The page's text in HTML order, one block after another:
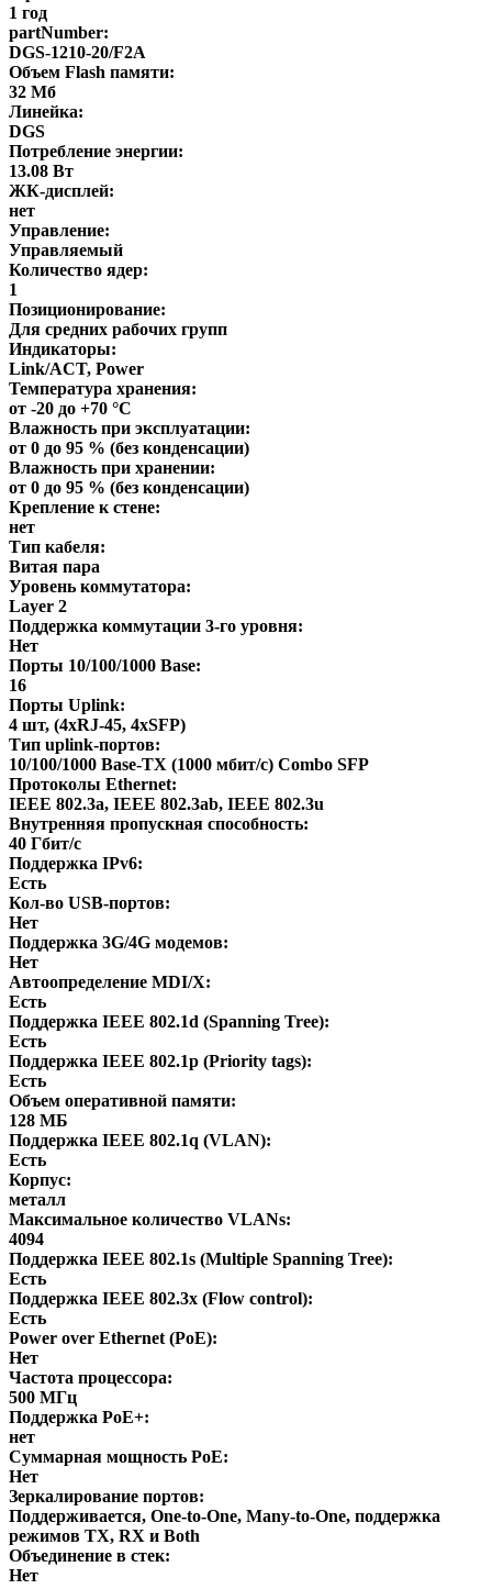
1 год
partNumber:
DGS-1210-20/F2A
Объем Flash памяти:
32 Мб
Линейка:
DGS
Потребление энергии:
13.08 Вт
ЖК-дисплей:
нет
Управление:
Управляемый
Количество ядер:
1
Позиционирование:
Для средних рабочих групп
Индикаторы:
Link/ACT, Power
Температура хранения:
от -20 до +70 °С
Влажность при эксплуатации:
от 0 до 95 % (без конденсации)
Влажность при хранении:
от 0 до 95 % (без конденсации)
Крепление к стене:
нет
Тип кабеля:
Витая пара
Уровень коммутатора:
Layer 2
Поддержка коммутации 3-го уровня:
Нет
Порты 10/100/1000 Base:
16
Порты Uplink:
4 шт, (4xRJ-45, 4xSFP)
Тип uplink-портов:
10/100/1000 Base-TX (1000 мбит/с) Combo SFP
Протоколы Ethernet:
IEEE 802.3a, IEEE 802.3ab, IEEE 802.3u
Внутренняя пропускная способность:
40 Гбит/с
Поддержка IPv6:
Есть
Кол-во USB-портов:
Нет
Поддержка 3G/4G модемов:
Нет
Автоопределение MDI/X:
Есть
Поддержка IEEE 802.1d (Spanning Tree):
Есть
Поддержка IEEE 802.1p (Priority tags):
Есть
Объем оперативной памяти:
128 МБ
Поддержка IEEE 802.1q (VLAN):
Есть
Корпус:
металл
Максимальное количество VLANs:
4094
Поддержка IEEE 802.1s (Multiple Spanning Tree):
Есть
Поддержка IEEE 802.3x (Flow control):
Есть
Power over Ethernet (PoE):
Нет
Частота процессора:
500 МГц
Поддержка PoE+:
нет
Суммарная мощность PoE:
Нет
Зеркалирование портов:
Поддерживается, One-to-One, Many-to-One, поддержка
режимов TX, RX и Both
Объединение в стек:
Нет